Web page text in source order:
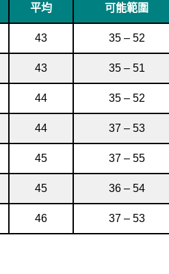
平均 可能範圍
43 35 – 52
43 35 – 51
44 35 – 52
44 37 – 53
45 37 – 55
45 36 – 54
46 37 – 53